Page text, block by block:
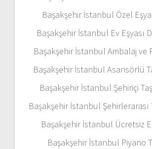
Başakşehir İstanbul Özel Eşya
Başakşehir İstanbul Ev Eşyası
Başakşehir İstanbul Ambalaj ve
Başakşehir İstanbul Asansörlü
Başakşehir İstanbul Şehiriçi
Başakşehir İstanbul Şehirlerarası
Başakşehir İstanbul Ücretsiz
Başakşehir İstanbul Piyano